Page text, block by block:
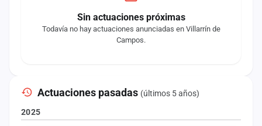
Sin actuaciones próximas
Todavía no hay actuaciones anunciadas en Villarrín de
Campos.
Actuaciones pasadas (últimos 5 años)
2025